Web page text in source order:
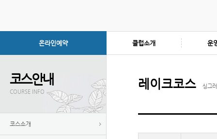
온라인예약 클럽소개 운
코스안내
COURSE INFO
코스소개
레이크코스 싱그